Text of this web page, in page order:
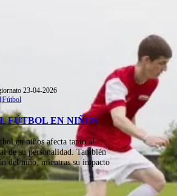
23-04-2026
|Fútbol
FÚTBOL EN NIÑOS
en niños afecta tanto al
de su personalidad. También
del niño, mientras su impacto